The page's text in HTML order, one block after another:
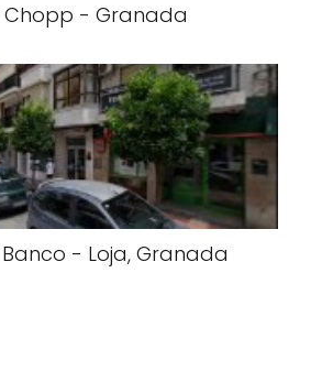
Chopp - Granada
- Loja, Granada